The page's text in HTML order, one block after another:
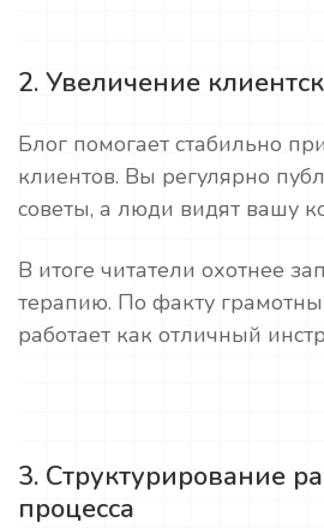
2. Увеличение
Блог помогает стабильно
клиентов. Вы регулярно
советы, а люди видят вашу
В итоге читатели охотнее
терапию. По факту
работает как отличный
3. Структурирование
процесса